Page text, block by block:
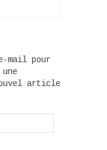
mail pour
article